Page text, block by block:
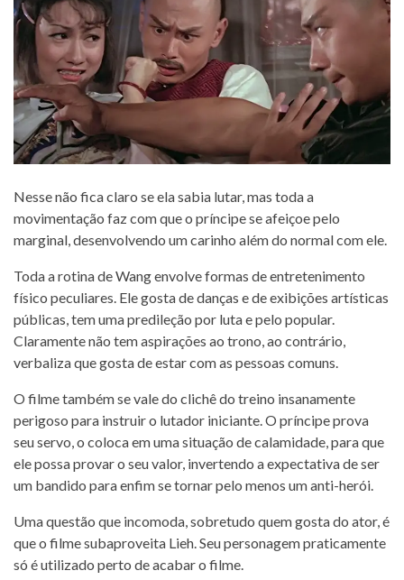
Nesse não fica claro se ela sabia lutar, mas toda a
movimentação faz com que o príncipe se afeiçoe pelo
marginal, desenvolvendo um carinho além do normal com ele.
Toda a rotina de Wang envolve formas de entretenimento
físico peculiares. Ele gosta de danças e de exibições artísticas
públicas, tem uma predileção por luta e pelo popular.
Claramente não tem aspirações ao trono, ao contrário,
verbaliza que gosta de estar com as pessoas comuns.
O filme também se vale do clichê do treino insanamente
perigoso para instruir o lutador iniciante. O príncipe prova
seu servo, o coloca em uma situação de calamidade, para que
ele possa provar o seu valor, invertendo a expectativa de ser
um bandido para enfim se tornar pelo menos um anti-herói.
Uma questão que incomoda, sobretudo quem gosta do ator, é
que o filme subaproveita Lieh. Seu personagem praticamente
só é utilizado perto de acabar o filme.